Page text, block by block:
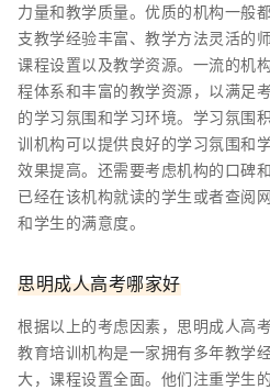
力量和教学质量。优质的机构一般
支教学经验丰富、教学方法灵活的
课程设置以及教学资源。一流的机
程体系和丰富的教学资源，以满足
的学习氛围和学习环境。学习氛围
训机构可以提供良好的学习氛围和
效果提高。还需要考虑机构的口碑
已经在该机构就读的学生或者查阅
和学生的满意度。
思明成人高考哪家好
根据以上的考虑因素，思明成人高
教育培训机构是一家拥有多年教学
大，课程设置全面。他们注重学生